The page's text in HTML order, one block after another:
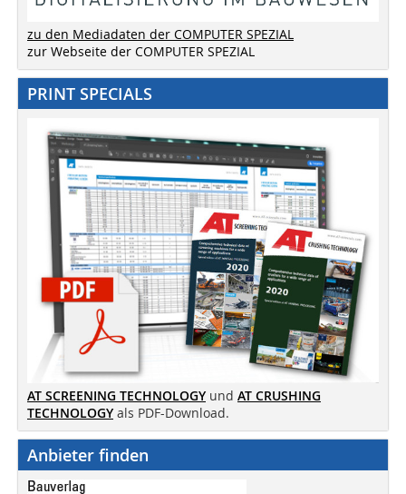
zu den Mediadaten der COMPUTER SPEZIAL
zur Webseite der COMPUTER SPEZIAL
PRINT SPECIALS
AT SCREENING TECHNOLOGY und AT CRUSHING
TECHNOLOGY als PDF-Download.
Anbieter finden